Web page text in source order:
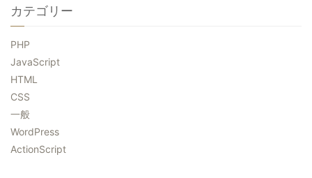
カテゴリー
PHP
JavaScript
HTML
CSS
一般
WordPress
ActionScript